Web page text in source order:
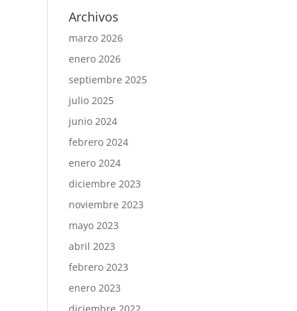
Archivos
marzo 2026
enero 2026
septiembre 2025
julio 2025
junio 2024
febrero 2024
enero 2024
diciembre 2023
noviembre 2023
mayo 2023
abril 2023
febrero 2023
enero 2023